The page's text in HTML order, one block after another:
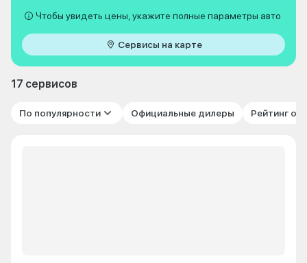
Чтобы увидеть цены, укажите полные параметры авто
Сервисы на карте
17 сервисов
По популярности Официальные дилеры Рейтинг